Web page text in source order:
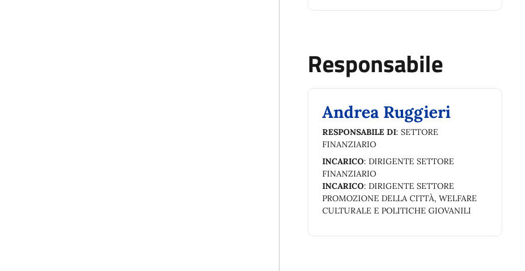
base economico-finanziaria per il
Responsabile
Andrea Ruggieri
RESPONSABILE DI: SETTORE
FINANZIARIO
INCARICO: DIRIGENTE SETTORE
FINANZIARIO
INCARICO: DIRIGENTE SETTORE
PROMOZIONE DELLA CITTÀ, WELFARE
CULTURALE E POLITICHE GIOVANILI